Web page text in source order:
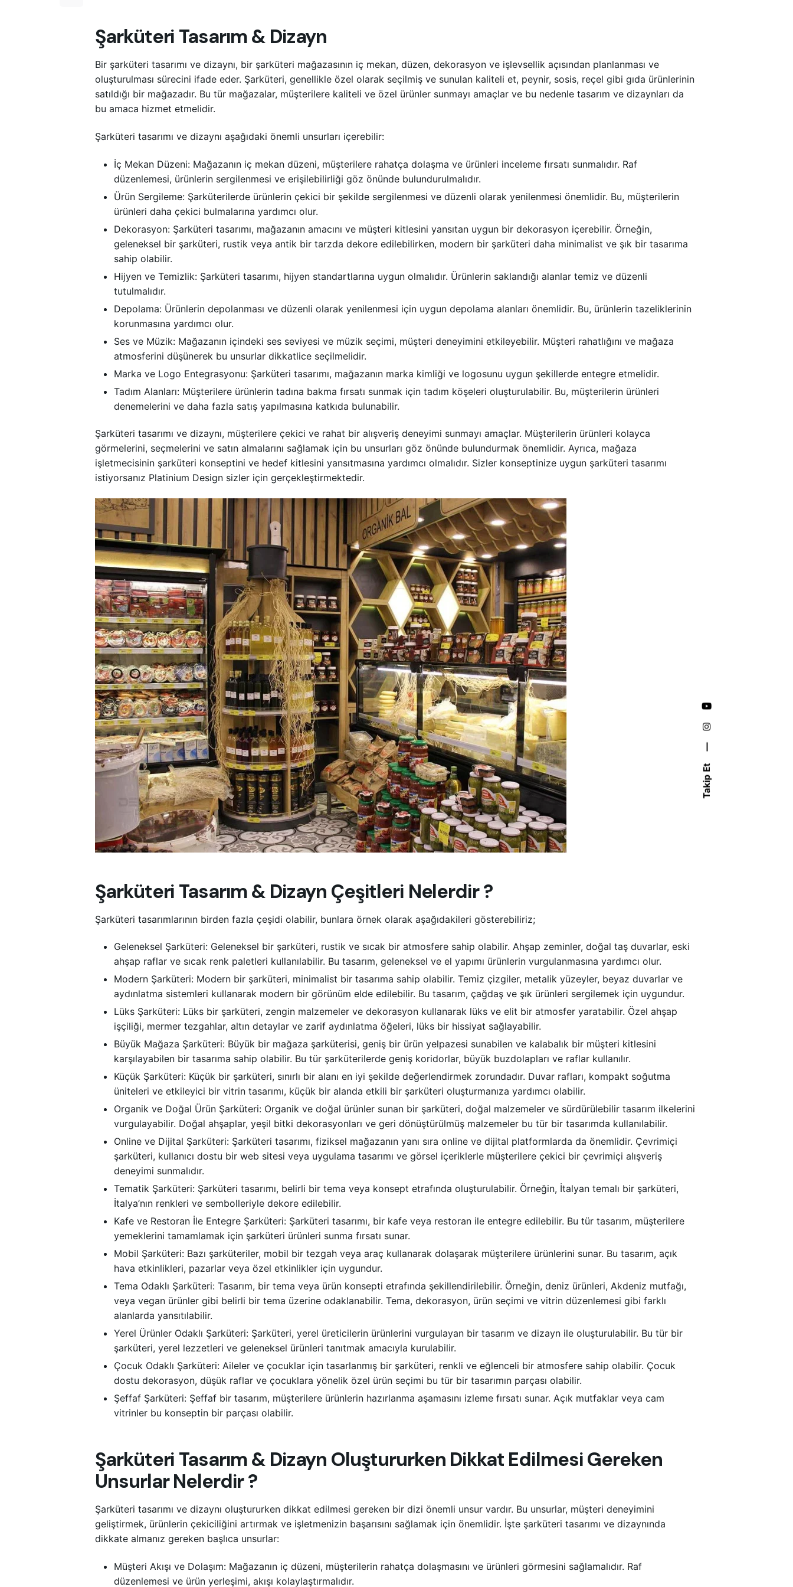
Takip Et
Şarküteri Tasarım & Dizayn
Bir şarküteri tasarımı ve dizaynı, bir şarküteri mağazasının iç mekan, düzen, dekorasyon ve işlevsellik açısından planlanması ve
oluşturulması sürecini ifade eder. Şarküteri, genellikle özel olarak seçilmiş ve sunulan kaliteli et, peynir, sosis, reçel gibi gıda ürünlerinin
satıldığı bir mağazadır. Bu tür mağazalar, müşterilere kaliteli ve özel ürünler sunmayı amaçlar ve bu nedenle tasarım ve dizaynları da
bu amaca hizmet etmelidir.
Şarküteri tasarımı ve dizaynı aşağıdaki önemli unsurları içerebilir:
İç Mekan Düzeni: Mağazanın iç mekan düzeni, müşterilere rahatça dolaşma ve ürünleri inceleme fırsatı sunmalıdır. Raf
düzenlemesi, ürünlerin sergilenmesi ve erişilebilirliği göz önünde bulundurulmalıdır.
Ürün Sergileme: Şarküterilerde ürünlerin çekici bir şekilde sergilenmesi ve düzenli olarak yenilenmesi önemlidir. Bu, müşterilerin
ürünleri daha çekici bulmalarına yardımcı olur.
Dekorasyon: Şarküteri tasarımı, mağazanın amacını ve müşteri kitlesini yansıtan uygun bir dekorasyon içerebilir. Örneğin,
geleneksel bir şarküteri, rustik veya antik bir tarzda dekore edilebilirken, modern bir şarküteri daha minimalist ve şık bir tasarıma
sahip olabilir.
Hijyen ve Temizlik: Şarküteri tasarımı, hijyen standartlarına uygun olmalıdır. Ürünlerin saklandığı alanlar temiz ve düzenli
tutulmalıdır.
Depolama: Ürünlerin depolanması ve düzenli olarak yenilenmesi için uygun depolama alanları önemlidir. Bu, ürünlerin tazeliklerinin
korunmasına yardımcı olur.
Ses ve Müzik: Mağazanın içindeki ses seviyesi ve müzik seçimi, müşteri deneyimini etkileyebilir. Müşteri rahatlığını ve mağaza
atmosferini düşünerek bu unsurlar dikkatlice seçilmelidir.
Marka ve Logo Entegrasyonu: Şarküteri tasarımı, mağazanın marka kimliği ve logosunu uygun şekillerde entegre etmelidir.
Tadım Alanları: Müşterilere ürünlerin tadına bakma fırsatı sunmak için tadım köşeleri oluşturulabilir. Bu, müşterilerin ürünleri
denemelerini ve daha fazla satış yapılmasına katkıda bulunabilir.
Şarküteri tasarımı ve dizaynı, müşterilere çekici ve rahat bir alışveriş deneyimi sunmayı amaçlar. Müşterilerin ürünleri kolayca
görmelerini, seçmelerini ve satın almalarını sağlamak için bu unsurları göz önünde bulundurmak önemlidir. Ayrıca, mağaza
işletmecisinin şarküteri konseptini ve hedef kitlesini yansıtmasına yardımcı olmalıdır. Sizler konseptinize uygun şarküteri tasarımı
istiyorsanız Platinium Design sizler için gerçekleştirmektedir.
Şarküteri Tasarım & Dizayn Çeşitleri Nelerdir ?
Şarküteri tasarımlarının birden fazla çeşidi olabilir, bunlara örnek olarak aşağıdakileri gösterebiliriz;
Geleneksel Şarküteri: Geleneksel bir şarküteri, rustik ve sıcak bir atmosfere sahip olabilir. Ahşap zeminler, doğal taş duvarlar, eski
ahşap raflar ve sıcak renk paletleri kullanılabilir. Bu tasarım, geleneksel ve el yapımı ürünlerin vurgulanmasına yardımcı olur.
Modern Şarküteri: Modern bir şarküteri, minimalist bir tasarıma sahip olabilir. Temiz çizgiler, metalik yüzeyler, beyaz duvarlar ve
aydınlatma sistemleri kullanarak modern bir görünüm elde edilebilir. Bu tasarım, çağdaş ve şık ürünleri sergilemek için uygundur.
Lüks Şarküteri: Lüks bir şarküteri, zengin malzemeler ve dekorasyon kullanarak lüks ve elit bir atmosfer yaratabilir. Özel ahşap
işçiliği, mermer tezgahlar, altın detaylar ve zarif aydınlatma öğeleri, lüks bir hissiyat sağlayabilir.
Büyük Mağaza Şarküteri: Büyük bir mağaza şarküterisi, geniş bir ürün yelpazesi sunabilen ve kalabalık bir müşteri kitlesini
karşılayabilen bir tasarıma sahip olabilir. Bu tür şarküterilerde geniş koridorlar, büyük buzdolapları ve raflar kullanılır.
Küçük Şarküteri: Küçük bir şarküteri, sınırlı bir alanı en iyi şekilde değerlendirmek zorundadır. Duvar rafları, kompakt soğutma
üniteleri ve etkileyici bir vitrin tasarımı, küçük bir alanda etkili bir şarküteri oluşturmanıza yardımcı olabilir.
Organik ve Doğal Ürün Şarküteri: Organik ve doğal ürünler sunan bir şarküteri, doğal malzemeler ve sürdürülebilir tasarım ilkelerini
vurgulayabilir. Doğal ahşaplar, yeşil bitki dekorasyonları ve geri dönüştürülmüş malzemeler bu tür bir tasarımda kullanılabilir.
Online ve Dijital Şarküteri: Şarküteri tasarımı, fiziksel mağazanın yanı sıra online ve dijital platformlarda da önemlidir. Çevrimiçi
şarküteri, kullanıcı dostu bir web sitesi veya uygulama tasarımı ve görsel içeriklerle müşterilere çekici bir çevrimiçi alışveriş
deneyimi sunmalıdır.
Tematik Şarküteri: Şarküteri tasarımı, belirli bir tema veya konsept etrafında oluşturulabilir. Örneğin, İtalyan temalı bir şarküteri,
İtalya’nın renkleri ve sembolleriyle dekore edilebilir.
Kafe ve Restoran İle Entegre Şarküteri: Şarküteri tasarımı, bir kafe veya restoran ile entegre edilebilir. Bu tür tasarım, müşterilere
yemeklerini tamamlamak için şarküteri ürünleri sunma fırsatı sunar.
Mobil Şarküteri: Bazı şarküteriler, mobil bir tezgah veya araç kullanarak dolaşarak müşterilere ürünlerini sunar. Bu tasarım, açık
hava etkinlikleri, pazarlar veya özel etkinlikler için uygundur.
Tema Odaklı Şarküteri: Tasarım, bir tema veya ürün konsepti etrafında şekillendirilebilir. Örneğin, deniz ürünleri, Akdeniz mutfağı,
veya vegan ürünler gibi belirli bir tema üzerine odaklanabilir. Tema, dekorasyon, ürün seçimi ve vitrin düzenlemesi gibi farklı
alanlarda yansıtılabilir.
Yerel Ürünler Odaklı Şarküteri: Şarküteri, yerel üreticilerin ürünlerini vurgulayan bir tasarım ve dizayn ile oluşturulabilir. Bu tür bir
şarküteri, yerel lezzetleri ve geleneksel ürünleri tanıtmak amacıyla kurulabilir.
Çocuk Odaklı Şarküteri: Aileler ve çocuklar için tasarlanmış bir şarküteri, renkli ve eğlenceli bir atmosfere sahip olabilir. Çocuk
dostu dekorasyon, düşük raflar ve çocuklara yönelik özel ürün seçimi bu tür bir tasarımın parçası olabilir.
Şeffaf Şarküteri: Şeffaf bir tasarım, müşterilere ürünlerin hazırlanma aşamasını izleme fırsatı sunar. Açık mutfaklar veya cam
vitrinler bu konseptin bir parçası olabilir.
Şarküteri Tasarım & Dizayn Oluştururken Dikkat Edilmesi Gereken
Unsurlar Nelerdir ?
Şarküteri tasarımı ve dizaynı oluştururken dikkat edilmesi gereken bir dizi önemli unsur vardır. Bu unsurlar, müşteri deneyimini
geliştirmek, ürünlerin çekiciliğini artırmak ve işletmenizin başarısını sağlamak için önemlidir. İşte şarküteri tasarımı ve dizaynında
dikkate almanız gereken başlıca unsurlar:
Müşteri Akışı ve Dolaşım: Mağazanın iç düzeni, müşterilerin rahatça dolaşmasını ve ürünleri görmesini sağlamalıdır. Raf
düzenlemesi ve ürün yerleşimi, akışı kolaylaştırmalıdır.